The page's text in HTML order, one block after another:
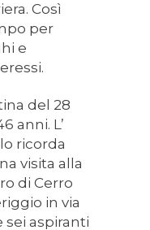
Così
per
e
del 28
anni. L’
ricorda
visita alla
di Cerro
in via
sei aspiranti